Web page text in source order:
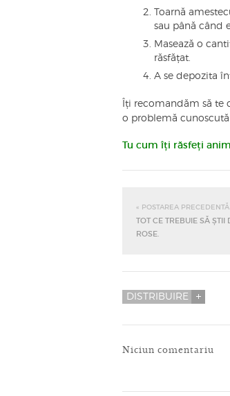
Toarnă
sau până când
Masează o
răsfățat.
A se depozita
Îți recomandăm să te
o problemă cunoscută
Tu cum îți răsfeți
« POSTAREA PRECEDENTĂ
TOT CE TREBUIE SĂ ȘTII
ROSE.
DISTRIBUIRE
Niciun comentariu